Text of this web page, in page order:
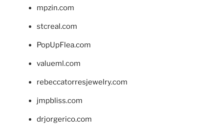
mpzin.com
stcreal.com
PopUpFlea.com
valueml.com
rebeccatorresjewelry.com
jmpbliss.com
drjorgerico.com